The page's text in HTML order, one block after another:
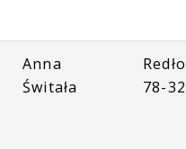
Anna
Świtała
78-